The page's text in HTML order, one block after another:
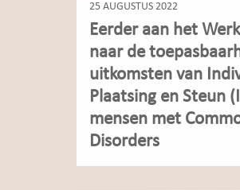
25 AUGUSTUS 2022
Eerder aan het
naar de
uitkomsten van
Plaatsing en Steun
mensen met
Disorders